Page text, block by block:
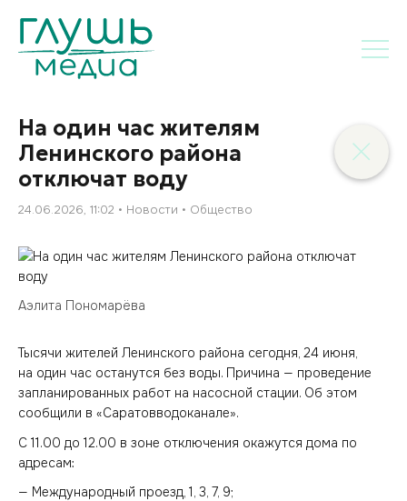
На один час жителям
Ленинского района
отключат воду
24.06.2026, 11:02 Новости Общество
Аэлита Пономарёва
Тысячи жителей Ленинского района сегодня, 24 июня,
на один час останутся без воды. Причина — проведение
запланированных работ на насосной стации. Об этом
сообщили в «Саратовводоканале».
С 11.00 до 12.00 в зоне отключения окажутся дома по
адресам:
— Международный проезд, 1, 3, 7, 9;